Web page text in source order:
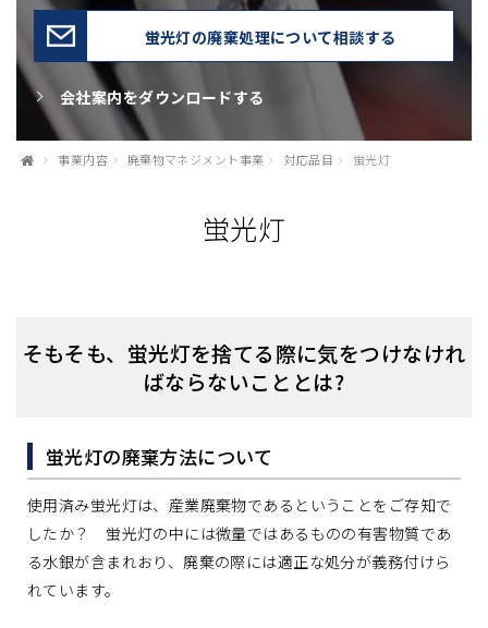
蛍光灯の廃棄処理について相談する
会社案内をダウンロードする
事業内容 廃棄物マネジメント事業 対応品目 蛍光灯
蛍光灯
そもそも、蛍光灯を捨てる際に気をつけなけれ
ばならないこととは?
蛍光灯の廃棄方法について
使用済み蛍光灯は、産業廃棄物であるということをご存知で
したか？ 蛍光灯の中には微量ではあるものの有害物質であ
る水銀が含まれおり、廃棄の際には適正な処分が義務付けら
れています。